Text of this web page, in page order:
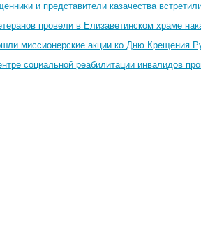
и представители казачества
провели в Елизаветинском храме
миссионерские акции ко Дню Крещения
социальной реабилитации инвалидов